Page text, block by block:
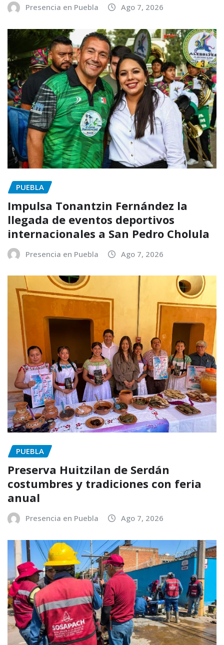
Presencia en Puebla Ago 7, 2026
PUEBLA
Impulsa Tonantzin Fernández la
llegada de eventos deportivos
internacionales a San Pedro Cholula
Presencia en Puebla Ago 7, 2026
PUEBLA
Preserva Huitzilan de Serdán
costumbres y tradiciones con feria
anual
Presencia en Puebla Ago 7, 2026